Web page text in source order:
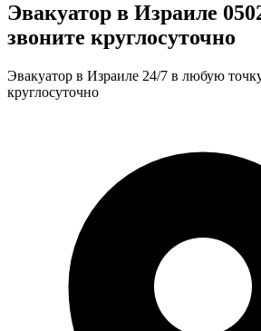
Эвакуатор в Израиле
звоните круглосуточно
Эвакуатор в Израиле 24/7 в любую
круглосуточно